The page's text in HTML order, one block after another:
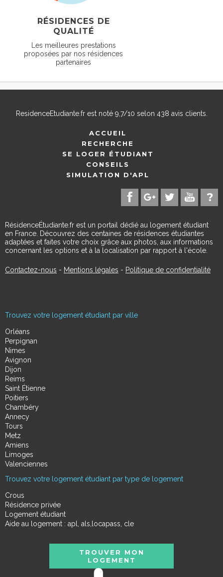
RÉSIDENCES DE
QUALITÉ
Les meilleures prestations
proposées par nos résidences
partenaires
ResidenceEtudiante.frest noté 9,7/10 selon 438 avis clients.
ACCUEIL
RECHERCHE
SE LOGER ÉTUDIANT
CONSEILS
SIMULATION D'APL
RésidenceÉtudiante.fr est un portail dédié au logement étudiant
en France. Découvrez des centaines de résidences étudiantes
adaptées et faites votre choix grâce aux photos, aux informations
concernant les options et à la localisation par rapport à l'école.
Contactez-nous - Mentions légales - Politique de confidentialité
Trouvez votre logement étudiant par ville
Orléans
Perpignan
Nimes
Avignon
Dijon
Reims
Saint Étienne
Poitiers
Chambéry
Annecy
Tours
Metz
Amiens
Limoges
Valenciennes
Trouvez votre logement étudiant par type de logement
Crous
Résidence privée
Logement étudiant
Aide au logement : apl, als,locapass, cle
TROUVER MON
LOGEMENT